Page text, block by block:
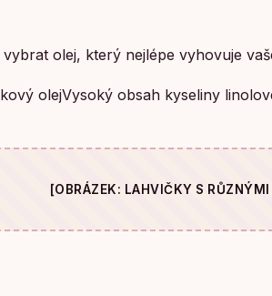
olej, který nejlépe vyhovuje
olejVysoký obsah kyseliny
[OBRÁZEK: LAHVIČKY S